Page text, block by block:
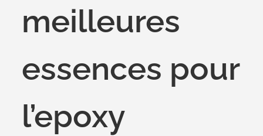
meilleures
essences pour
l’epoxy